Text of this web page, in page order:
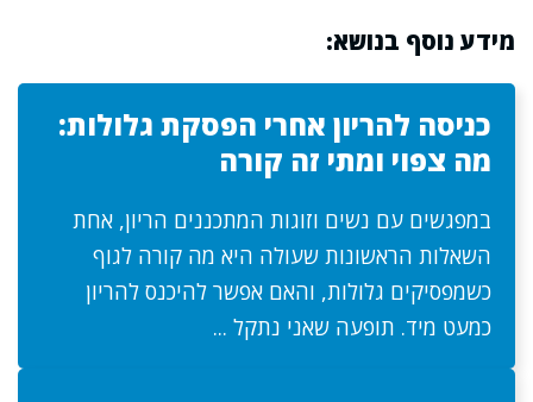
מידע נוסף בנושא:
כניסה להריון אחרי הפסקת גלולות:
מה צפוי ומתי זה קורה
במפגשים עם נשים וזוגות המתכננים הריון, אחת
השאלות הראשונות שעולה היא מה קורה לגוף
כשמפסיקים גלולות, והאם אפשר להיכנס להריון
כמעט מיד. תופעה שאני נתקל ...